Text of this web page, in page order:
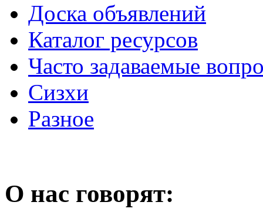
Доска объявлений
Каталог ресурсов
Часто задаваемые
Сизхи
Разное
О нас говорят: